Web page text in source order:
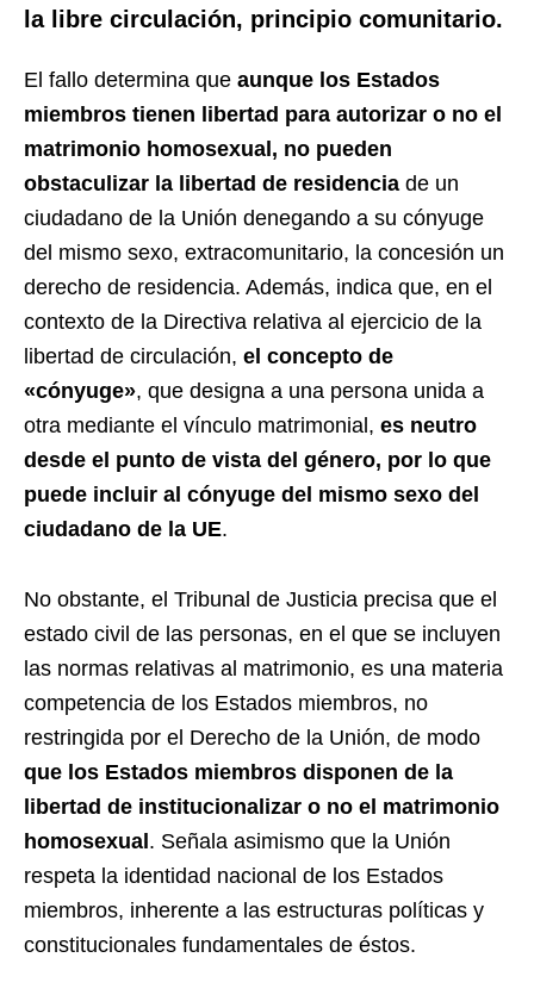
la libre circulación, principio comunitario.
El fallo determina que aunque los Estados
miembros tienen libertad para autorizar o no el
matrimonio homosexual, no pueden
obstaculizar la libertad de residencia de un
ciudadano de la Unión denegando a su cónyuge
del mismo sexo, extracomunitario, la concesión un
derecho de residencia. Además, indica que, en el
contexto de la Directiva relativa al ejercicio de la
libertad de circulación, el concepto de
«cónyuge», que designa a una persona unida a
otra mediante el vínculo matrimonial, es neutro
desde el punto de vista del género, por lo que
puede incluir al cónyuge del mismo sexo del
ciudadano de la UE.
No obstante, el Tribunal de Justicia precisa que el
estado civil de las personas, en el que se incluyen
las normas relativas al matrimonio, es una materia
competencia de los Estados miembros, no
restringida por el Derecho de la Unión, de modo
que los Estados miembros disponen de la
libertad de institucionalizar o no el matrimonio
homosexual . Señala asimismo que la Unión
respeta la identidad nacional de los Estados
miembros, inherente a las estructuras políticas y
constitucionales fundamentales de éstos.